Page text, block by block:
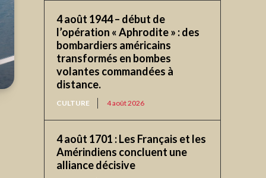
4 août 1944 – début de
l’opération « Aphrodite » : des
bombardiers américains
transformés en bombes
volantes commandées à
distance.
CULTURE 4 août 2026
4 août 1701 : Les Français et les
Amérindiens concluent une
alliance décisive